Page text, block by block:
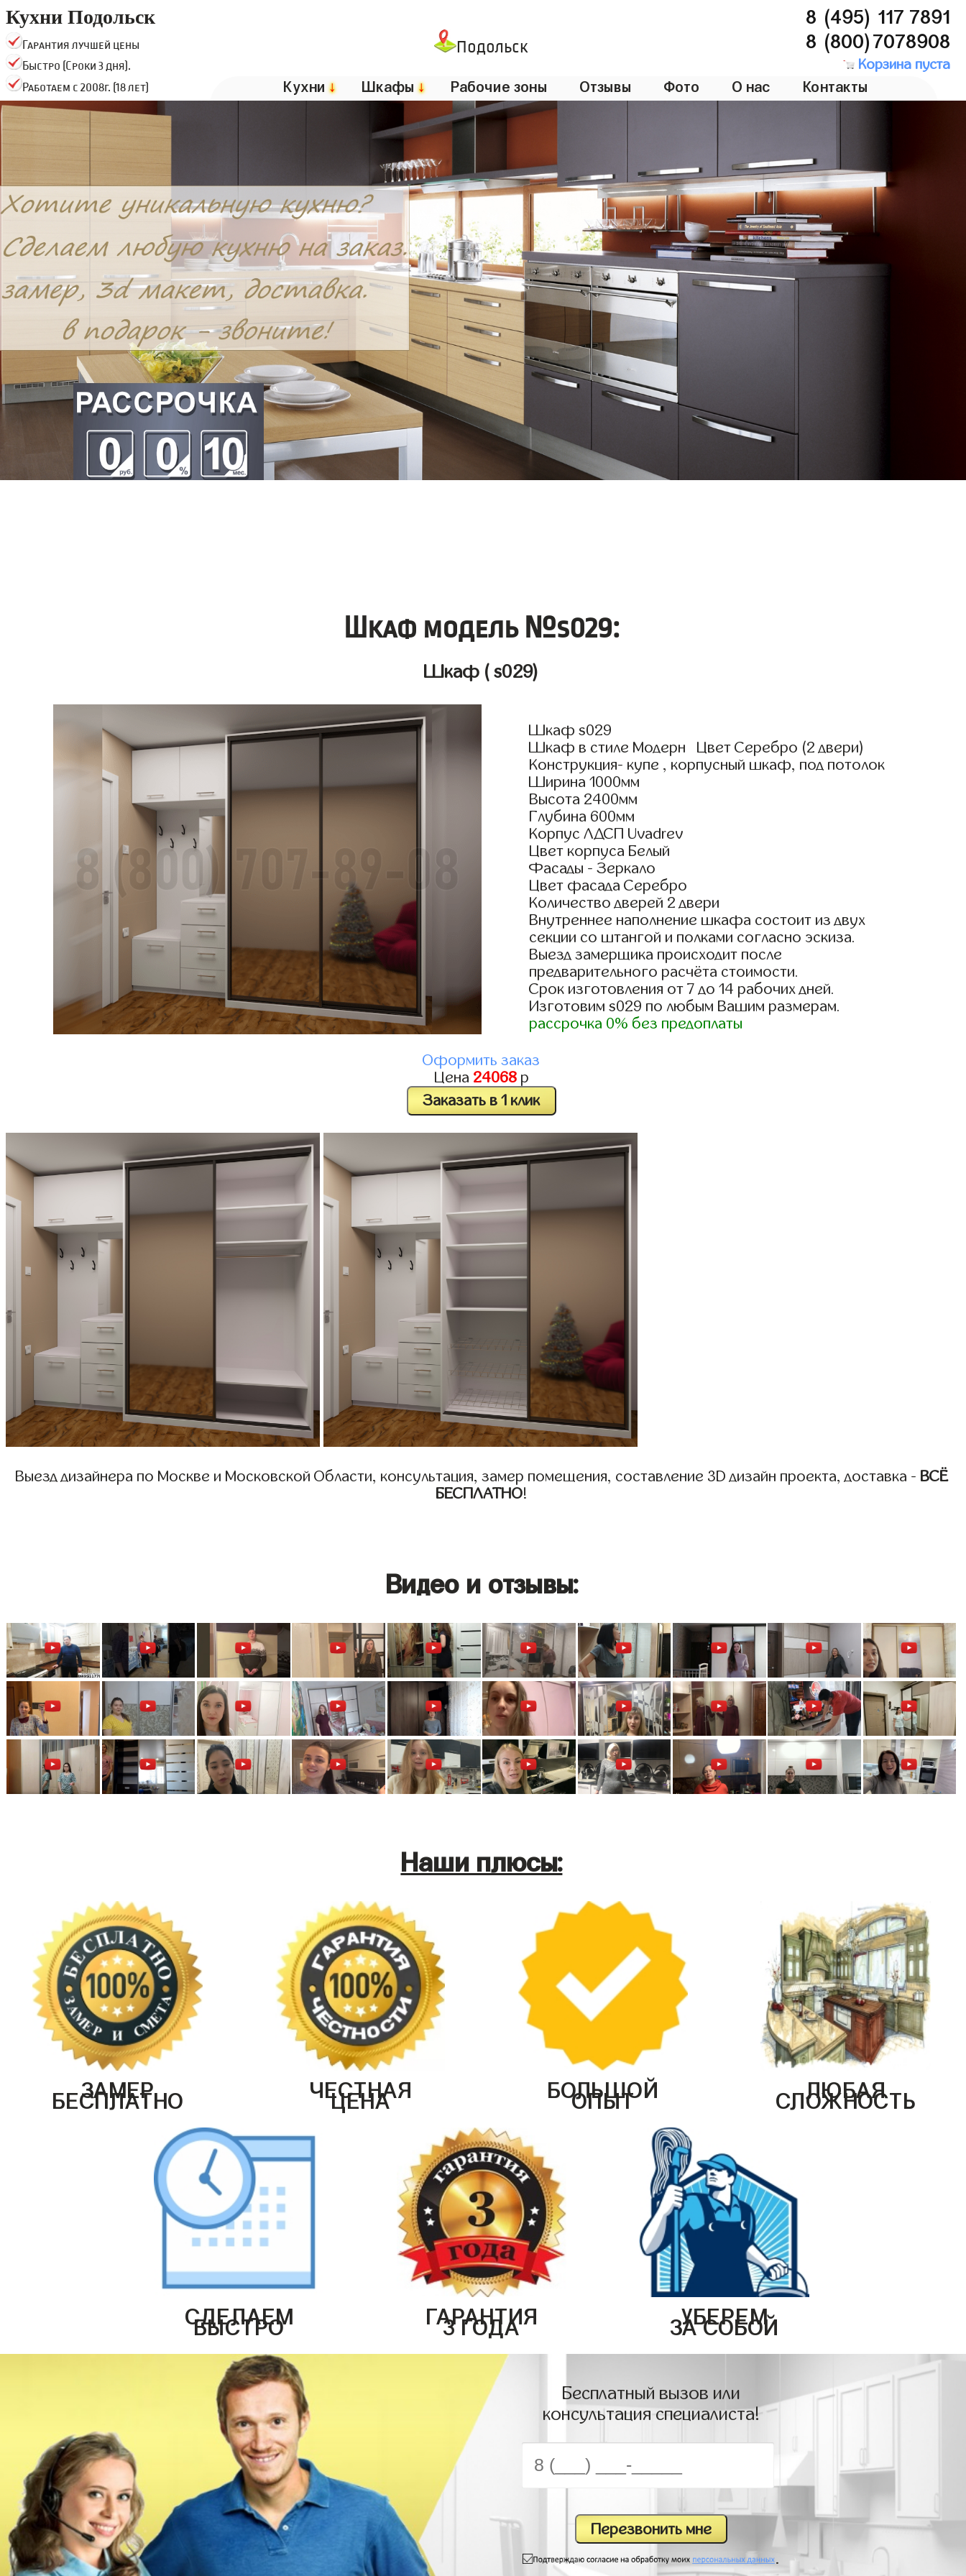
Кухни Подольск
Гарантия лучшей цены
Быстро (Сроки 3 дня).
Работаем с 2008г. (18 лет)
Подольск
8 (495) 117 7891
8 (800)7078908
Корзина пуста
Кухни↓ Шкафы↓ Рабочие зоны Отзывы Фото О нас Контакты
Шкаф модель №s029:
Шкаф ( s029)
Шкаф s029
Шкаф в стиле Модерн Цвет Серебро (2 двери)
Конструкция- купе , корпусный шкаф, под потолок
Ширина 1000мм
Высота 2400мм
Глубина 600мм
Корпус ЛДСП Uvadrev
Цвет корпуса Белый
Фасады - Зеркало
Цвет фасада Серебро
Количество дверей 2 двери
Внутреннее наполнение шкафа состоит из двух
секции со штангой и полками согласно эскиза.
Выезд замерщика происходит после
предварительного расчёта стоимости.
Срок изготовления от 7 до 14 рабочих дней.
Изготовим s029 по любым Вашим размерам.
рассрочка 0% без предоплаты
Оформить заказ
Цена 24068р
Заказать в 1 клик
Выезд дизайнера по Москве и Московской Области, консультация, замер помещения, составление 3D дизайн проекта, доставка - ВСЁ
БЕСПЛАТНО!
Видео и отзывы:
Наши плюсы:
ЗАМЕР
БЕСПЛАТНО ЧЕСТНАЯ
ЦЕНА БОЛЬШОЙ
ОПЫТ ЛЮБАЯ
СЛОЖНОСТЬ
СДЕЛАЕМ
БЫСТРО ГАРАНТИЯ
3 ГОДА УБЕРЕМ
ЗА СОБОЙ
Бесплатный вызов или
консультация специалиста!
.